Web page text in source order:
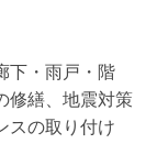
下・雨戸・階
修繕、地震対策
スの取り付け